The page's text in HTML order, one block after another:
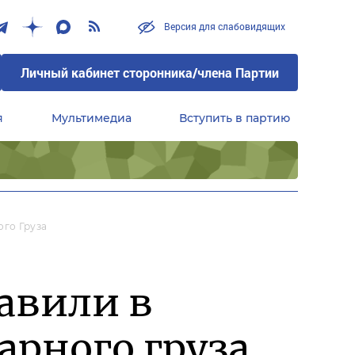
Версия для слабовидящих
Личный кабинет сторонника/члена Партии
Мультимедиа Вступить в партию
Груза
в